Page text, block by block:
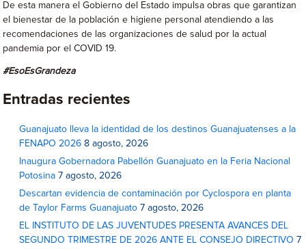
De esta manera el Gobierno del Estado impulsa obras que garantizan
el bienestar de la población e higiene personal atendiendo a las
recomendaciones de las organizaciones de salud por la actual
pandemia por el COVID 19.
#EsoEsGrandeza
Entradas recientes
Guanajuato lleva la identidad de los destinos Guanajuatenses a la
FENAPO 2026 8 agosto, 2026
Inaugura Gobernadora Pabellón Guanajuato en la Feria Nacional
Potosina 7 agosto, 2026
Descartan evidencia de contaminación por Cyclospora en planta
de Taylor Farms Guanajuato 7 agosto, 2026
EL INSTITUTO DE LAS JUVENTUDES PRESENTA AVANCES DEL
SEGUNDO TRIMESTRE DE 2026 ANTE EL CONSEJO DIRECTIVO 7